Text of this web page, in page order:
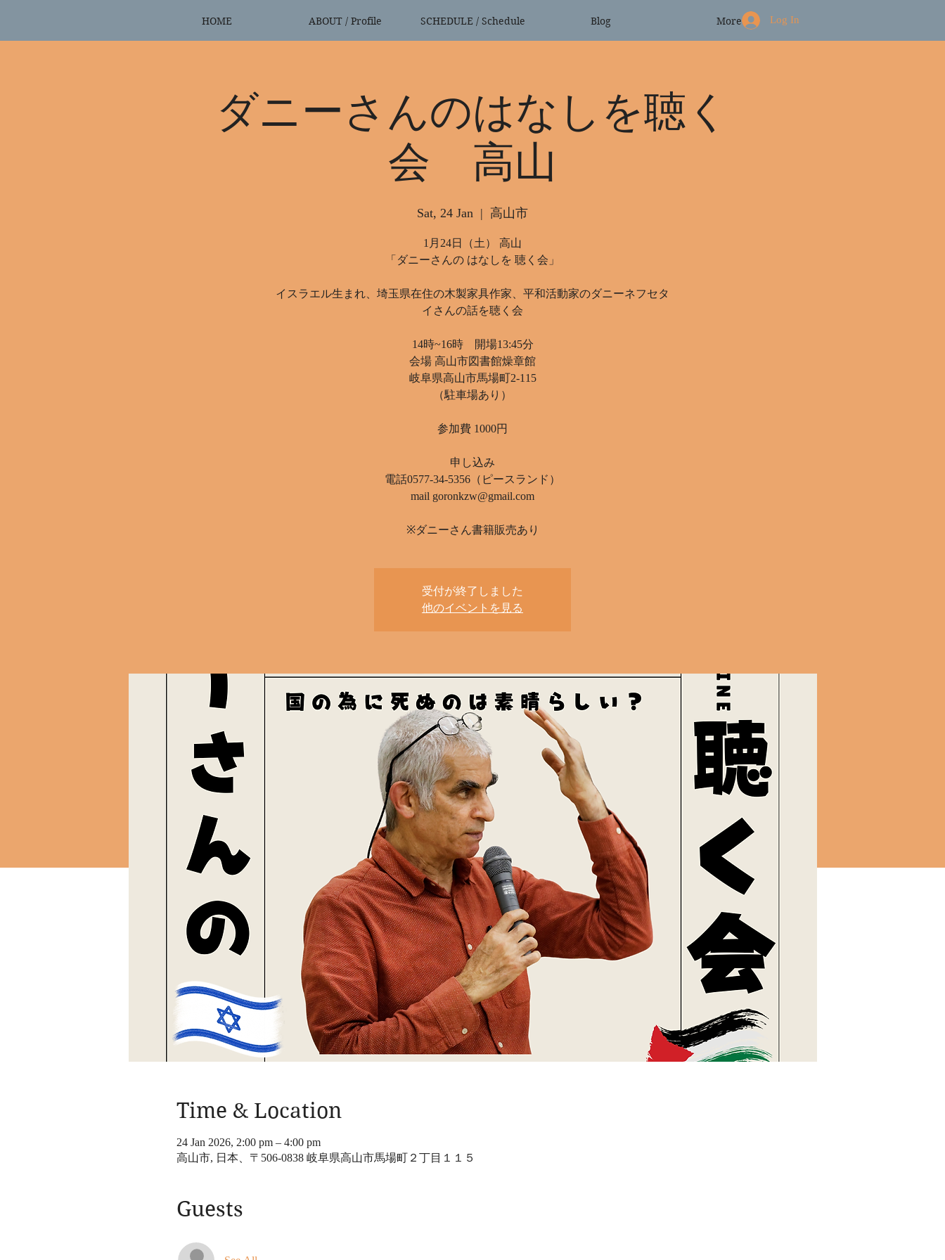
HOME ABOUT / Profile SCHEDULE / Schedule Blog More Log In
ダニーさんのはなしを聴く
会 高山
Sat, 24 Jan
  |
高山市
1月24日（土） 高山
「ダニーさんの はなしを 聴く会」
イスラエル生まれ、埼玉県在住の木製家具作家、平和活動家のダニーネフセタ
イさんの話を聴く会
14時~16時 開場13:45分
会場 高山市図書館燥章館
岐阜県高山市馬場町2-115
（駐車場あり）
参加費 1000円
申し込み
電話0577-34-5356（ピースランド）
mail goronkzw@gmail.com
※ダニーさん書籍販売あり
受付が終了しました
他のイベントを見る
Time & Location
24 Jan 2026, 2:00 pm – 4:00 pm
高山市, 日本、〒506-0838 岐阜県高山市馬場町２丁目１１５
Guests